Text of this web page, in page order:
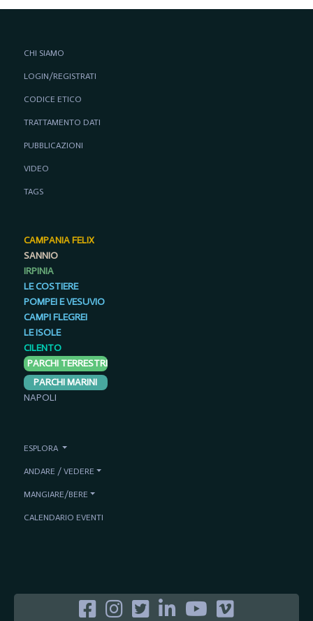
CHI SIAMO
LOGIN/REGISTRATI
CODICE ETICO
TRATTAMENTO DATI
PUBBLICAZIONI
VIDEO
TAGS
CAMPANIA FELIX
SANNIO
IRPINIA
LE COSTIERE
POMPEI E VESUVIO
CAMPI FLEGREI
LE ISOLE
CILENTO
PARCHI TERRESTRI
PARCHI MARINI
NAPOLI
ESPLORA
ANDARE / VEDERE
MANGIARE/BERE
CALENDARIO EVENTI